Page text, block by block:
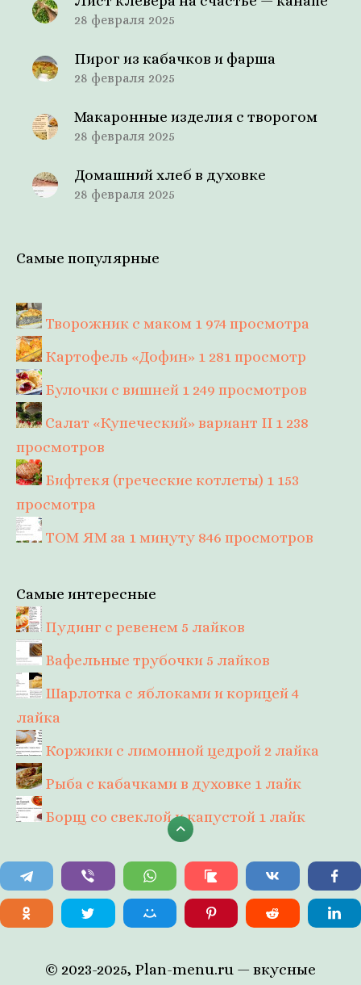
28 февраля 2025
Пирог из кабачков и фарша
28 февраля 2025
Макаронные изделия с творогом
28 февраля 2025
Домашний хлеб в духовке
28 февраля 2025
Самые популярные
Творожник с маком 1 974 просмотра
Картофель «Дофин» 1 281 просмотр
Булочки с вишней 1 249 просмотров
Салат «Купеческий» вариант II 1 238
просмотров
Бифтекя (греческие котлеты) 1 153
просмотра
ТОМ ЯМ за 1 минуту 846 просмотров
Самые интересные
Пудинг с ревенем 5 лайков
Вафельные трубочки 5 лайков
Шарлотка с яблоками и корицей4
лайка
Коржики с лимонной цедрой 2 лайка
Рыба с кабачками в духовке 1 лайк
Борщ со свеклой и капустой 1 лайк
© 2023-2025, Plan-menu.ru — вкусные